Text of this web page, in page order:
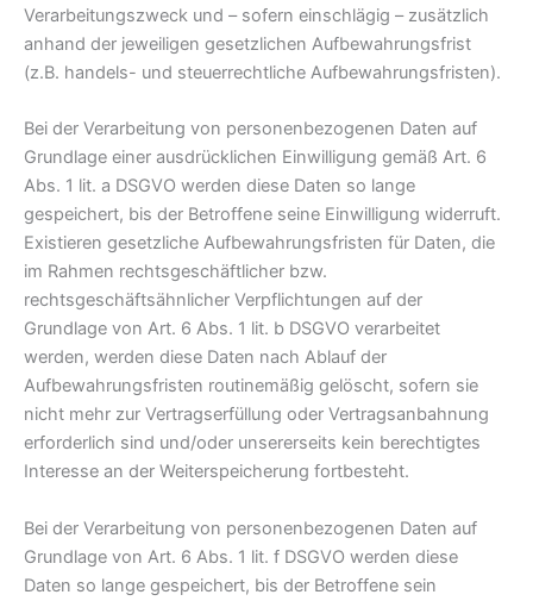
Verarbeitungszweck und – sofern einschlägig – zusätzlich
anhand der jeweiligen gesetzlichen Aufbewahrungsfrist
(z.B. handels- und steuerrechtliche Aufbewahrungsfristen).
Bei der Verarbeitung von personenbezogenen Daten auf
Grundlage einer ausdrücklichen Einwilligung gemäß Art. 6
Abs. 1 lit. a DSGVO werden diese Daten so lange
gespeichert, bis der Betroffene seine Einwilligung widerruft.
Existieren gesetzliche Aufbewahrungsfristen für Daten, die
im Rahmen rechtsgeschäftlicher bzw.
rechtsgeschäftsähnlicher Verpflichtungen auf der
Grundlage von Art. 6 Abs. 1 lit. b DSGVO verarbeitet
werden, werden diese Daten nach Ablauf der
Aufbewahrungsfristen routinemäßig gelöscht, sofern sie
nicht mehr zur Vertragserfüllung oder Vertragsanbahnung
erforderlich sind und/oder unsererseits kein berechtigtes
Interesse an der Weiterspeicherung fortbesteht.
Bei der Verarbeitung von personenbezogenen Daten auf
Grundlage von Art. 6 Abs. 1 lit. f DSGVO werden diese
Daten so lange gespeichert, bis der Betroffene sein